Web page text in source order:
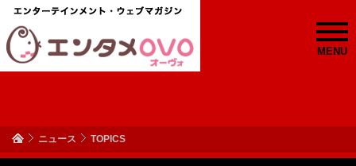
MENU
ニュース TOPICS